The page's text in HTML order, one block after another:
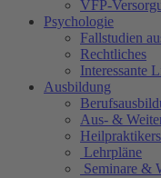
VFP-
Psychologie
Fallstudien
Rechtliches
Interessante
Ausbildung
Aus- &
Lehrpläne
Seminare &